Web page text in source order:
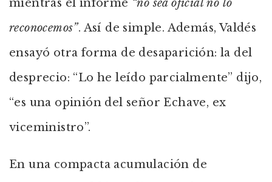
mientras el informe “no sea oficial no lo
reconocemos”. Así de simple. Además, Valdés
ensayó otra forma de desaparición: la del
desprecio: “Lo he leído parcialmente” dijo,
“es una opinión del señor Echave, ex
viceministro”.
En una compacta acumulación de